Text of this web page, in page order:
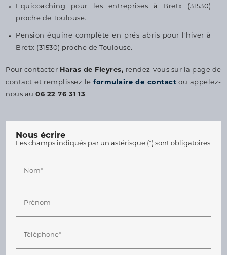
Equicoaching pour les entreprises à Bretx (31530)
proche de Toulouse.
Pension équine complète en prés abris pour l'hiver à
Bretx (31530) proche de Toulouse.
Pour contacter Haras de Fleyres, rendez-vous sur la page de
contact et remplissez le formulaire de contact ou appelez-
nous au06 22 76 31 13.
Nous écrire
Les champs indiqués par un astérisque (*) sont obligatoires
Nom*
Prénom
Téléphone*